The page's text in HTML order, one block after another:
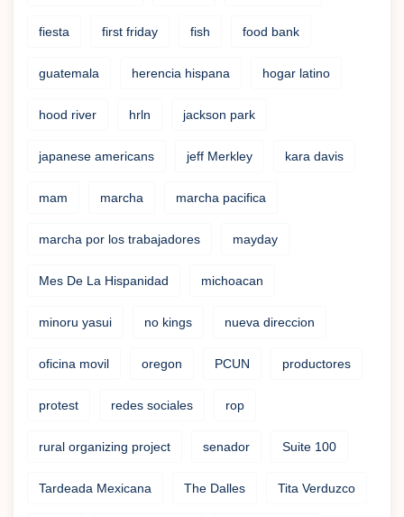
fiesta first friday fish food bank
guatemala herencia hispana hogar latino
hood river hrln jackson park
japanese americans jeff Merkley kara davis
mam marcha marcha pacifica
marcha por los trabajadores mayday
Mes De La Hispanidad michoacan
minoru yasui no kings nueva direccion
oficina movil oregon PCUN productores
protest redes sociales rop
rural organizing project senador Suite 100
Tardeada Mexicana The Dalles Tita Verduzco